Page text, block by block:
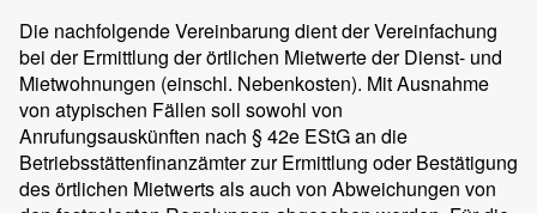
Die nachfolgende Vereinbarung dient der Vereinfachung
bei der Ermittlung der örtlichen Mietwerte der Dienst- und
Mietwohnungen (einschl. Nebenkosten). Mit Ausnahme
von atypischen Fällen soll sowohl von
Anrufungsauskünften nach § 42e EStG an die
Betriebsstättenfinanzämter zur Ermittlung oder Bestätigung
des örtlichen Mietwerts als auch von Abweichungen von